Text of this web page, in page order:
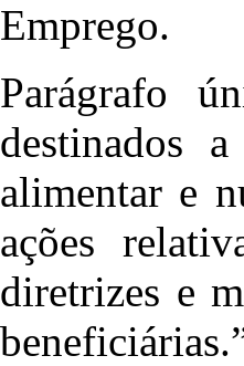
Emprego.
Parágrafo
destinados
alimentar e
ações
diretrizes e